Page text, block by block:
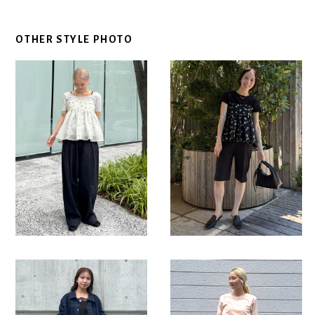
OTHER STYLE PHOTO